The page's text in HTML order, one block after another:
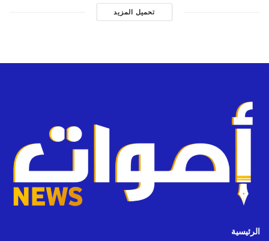
تحميل المزيد
الرئيسية